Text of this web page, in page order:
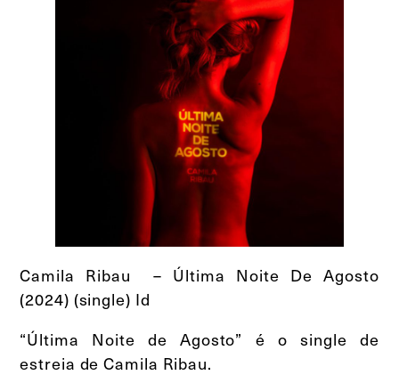
Camila Ribau – Última Noite De Agosto
(2024) (single) Id
“Última Noite de Agosto” é o single de
estreia de Camila Ribau.